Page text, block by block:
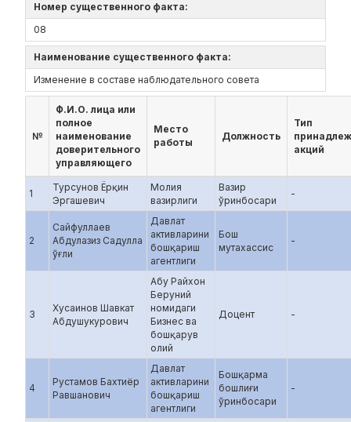
Номер существенного факта:
08
Наименование существенного факта:
Изменение в составе наблюдательного совета
№
Ф.И.О. лица или
полное
наименование
доверительного
управляющего
Место
работы
Должность
Тип
акций
1
Турсунов Ёрқин
Эргашевич
Молия
вазирлиги
Вазир
ўринбосари
-
2
Сайфуллаев
Абдулазиз Садулла
ўғли
Давлат
активларини
бошқариш
агентлиги
Бош
мутахассис
-
3
Хусаинов Шавкат
Абдушукурович
Абу Райхон
Беруний
номидаги
Бизнес ва
бошқарув
олий
Доцент -
4
Рустамов Бахтиёр
Равшанович
Давлат
активларини
бошқариш
агентлиги
Бошқарма
бошлиғи
ўринбосари
-